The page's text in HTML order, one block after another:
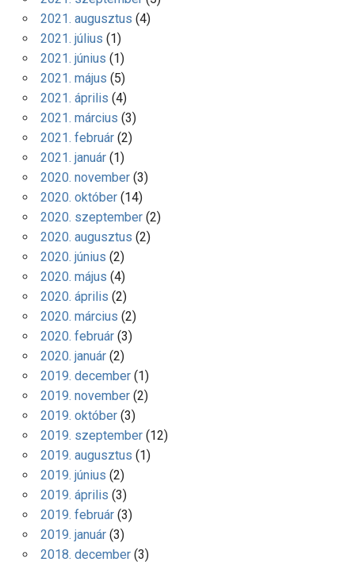
2021. augusztus (4)
2021. július (1)
2021. június (1)
2021. május (5)
2021. április (4)
2021. március (3)
2021. február(2)
2021. január(1)
2020. november(3)
2020. október(14)
2020. szeptember(2)
2020. augusztus (2)
2020. június (2)
2020. május (4)
2020. április (2)
2020. március (2)
2020. február(3)
2020. január(2)
2019. december(1)
2019. november(2)
2019. október(3)
2019. szeptember(12)
2019. augusztus (1)
2019. június (2)
2019. április (3)
2019. február(3)
2019. január(3)
2018. december(3)